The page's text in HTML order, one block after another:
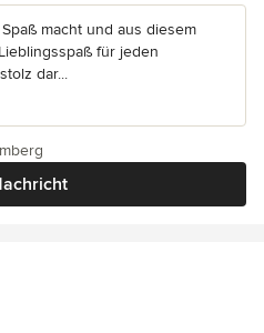
macht und aus diesem
für jeden
dar...